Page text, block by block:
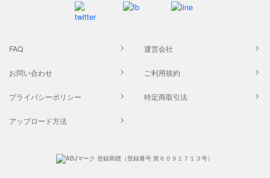
FAQ 運営会社
お問い合わせ ご利用規約
プライバシーポリシー 特定商取引法
アップロード方法